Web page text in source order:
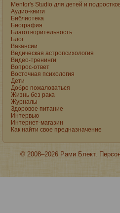
Mentor's Studio для детей и
Аудио-книги
Библиотека
Биография
Благотворительность
Блог
Вакансии
Ведическая астропсихология
Видео-тренинги
Вопрос-ответ
Восточная психология
Дети
Добро пожаловаться
Жизнь без рака
Журналы
Здоровое питание
Интервью
Интернет-магазин
Как найти свое предназначение
© 2008–2026 Рами Блект.